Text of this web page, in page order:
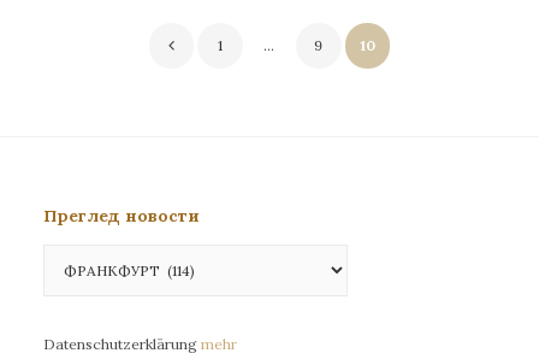
Пагинација
1 … 9 10
Преглед новости
новости
Datenschutzerklärung mehr